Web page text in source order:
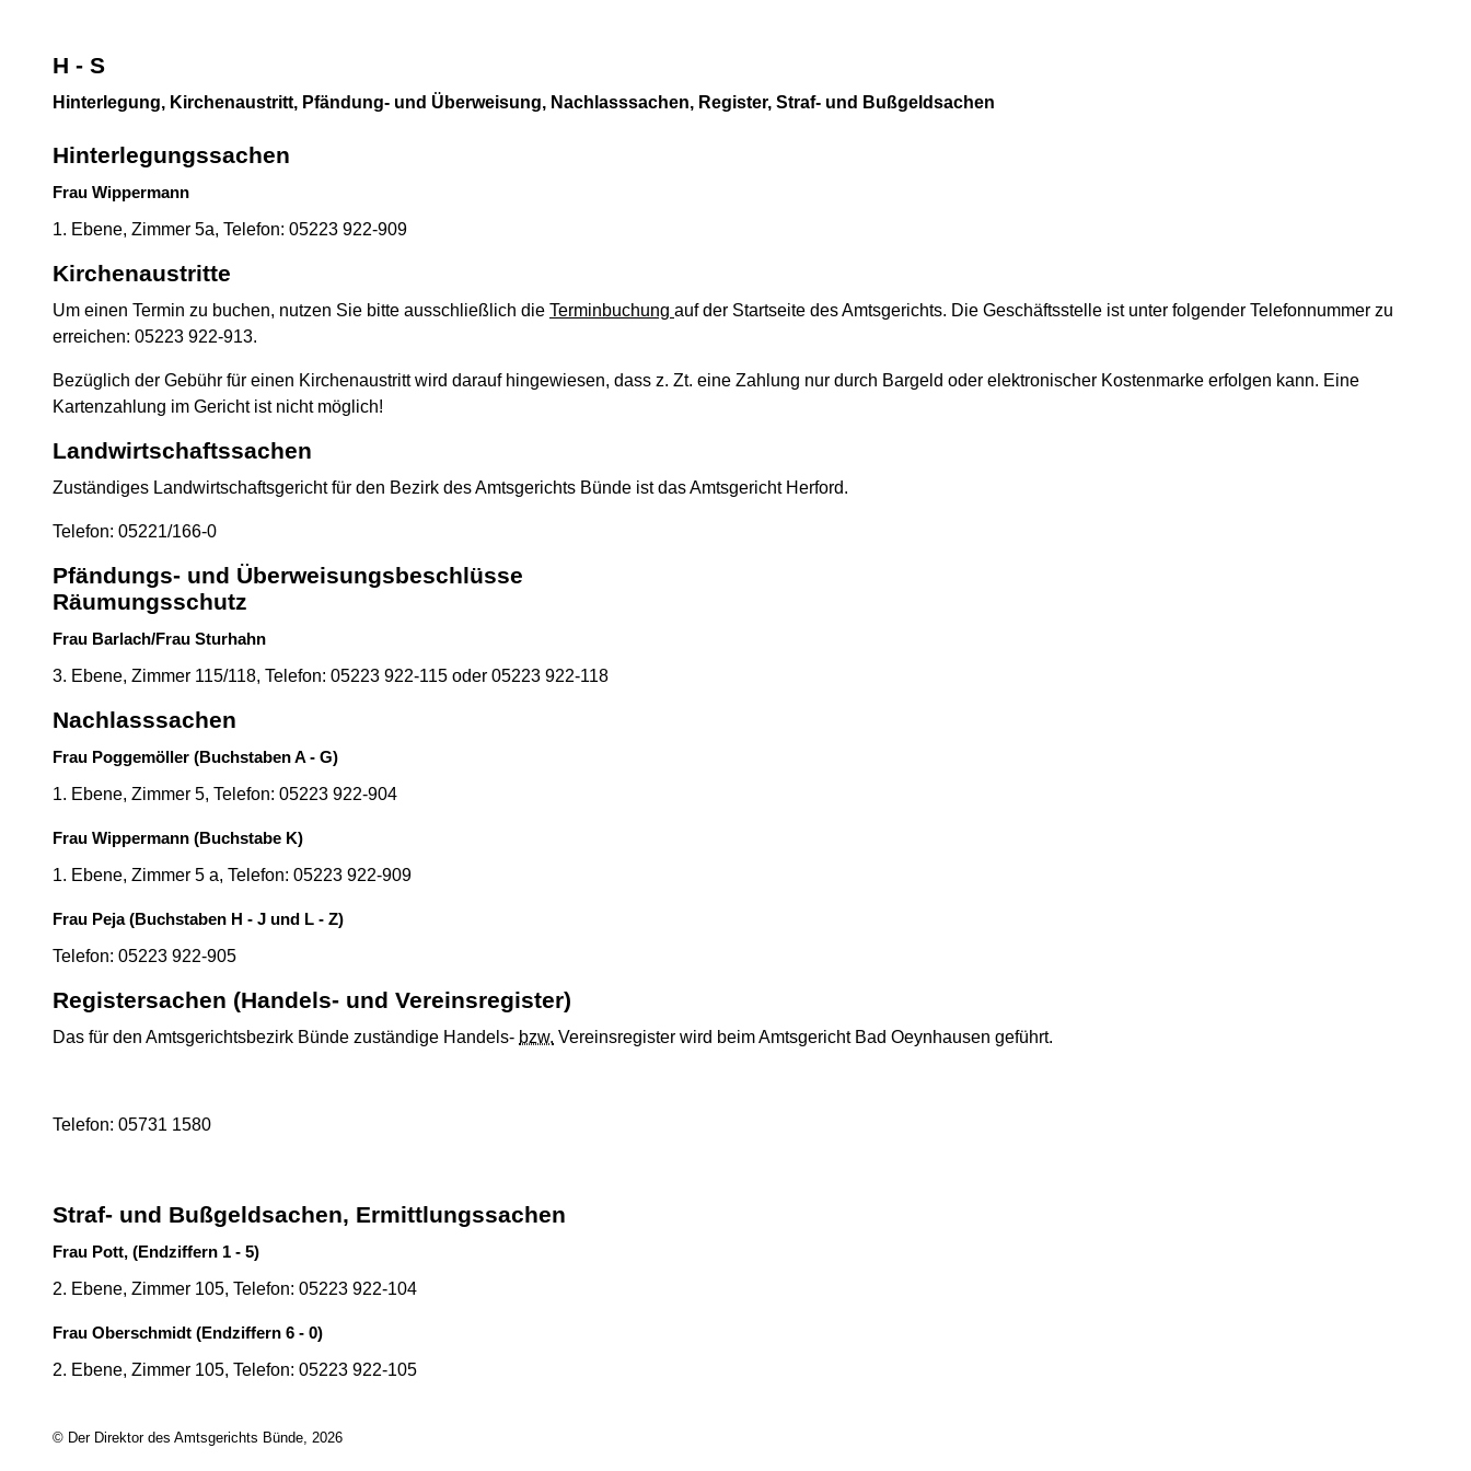
H - S
Hinterlegung, Kirchenaustritt, Pfändung- und Überweisung, Nachlasssachen, Register, Straf- und Bußgeldsachen
Hinterlegungssachen
Frau Wippermann
1. Ebene, Zimmer 5a, Telefon: 05223 922-909
Kirchenaustritte
Um einen Termin zu buchen, nutzen Sie bitte ausschließlich die Terminbuchung auf der Startseite des Amtsgerichts. Die Geschäftsstelle ist unter folgender Telefonnummer zu
erreichen: 05223 922-913.
Bezüglich der Gebühr für einen Kirchenaustritt wird darauf hingewiesen, dass z. Zt. eine Zahlung nur durch Bargeld oder elektronischer Kostenmarke erfolgen kann. Eine
Kartenzahlung im Gericht ist nicht möglich!
Landwirtschaftssachen
Zuständiges Landwirtschaftsgericht für den Bezirk des Amtsgerichts Bünde ist das Amtsgericht Herford.
Telefon: 05221/166-0
Pfändungs- und Überweisungsbeschlüsse
Räumungsschutz
Frau Barlach/Frau Sturhahn
3. Ebene, Zimmer 115/118, Telefon: 05223 922-115 oder 05223 922-118
Nachlasssachen
Frau Poggemöller (Buchstaben A - G)
1. Ebene, Zimmer 5, Telefon: 05223 922-904
Frau Wippermann (Buchstabe K)
1. Ebene, Zimmer 5 a, Telefon: 05223 922-909
Frau Peja (Buchstaben H - J und L - Z)
Telefon: 05223 922-905
Registersachen (Handels- und Vereinsregister)
Das für den Amtsgerichtsbezirk Bünde zuständige Handels- bzw. Vereinsregister wird beim Amtsgericht Bad Oeynhausen geführt.
Telefon: 05731 1580
Straf- und Bußgeldsachen, Ermittlungssachen
Frau Pott, (Endziffern 1 - 5)
2. Ebene, Zimmer 105, Telefon: 05223 922-104
Frau Oberschmidt (Endziffern 6 - 0)
2. Ebene, Zimmer 105, Telefon: 05223 922-105
© Der Direktor des Amtsgerichts Bünde, 2026